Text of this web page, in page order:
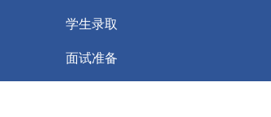
学生录取
面试准备